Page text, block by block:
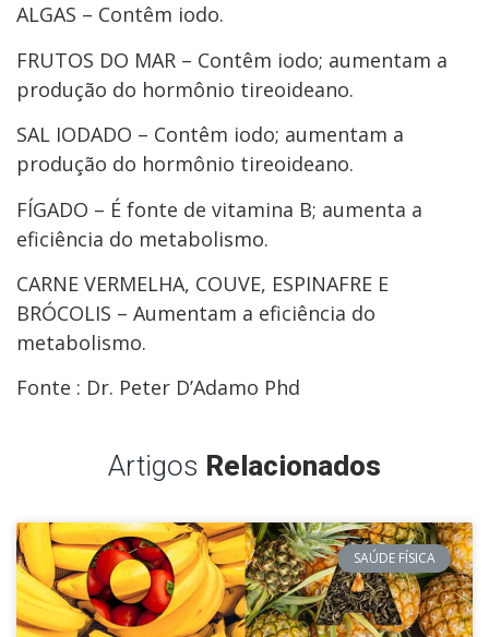
ALGAS – Contêm iodo.
FRUTOS DO MAR – Contêm iodo; aumentam a
produção do hormônio tireoideano.
SAL IODADO – Contêm iodo; aumentam a
produção do hormônio tireoideano.
FÍGADO – É fonte de vitamina B; aumenta a
eficiência do metabolismo.
CARNE VERMELHA, COUVE, ESPINAFRE E
BRÓCOLIS – Aumentam a eficiência do
metabolismo.
Fonte : Dr. Peter D’Adamo Phd
Artigos Relacionados
SAÚDE FÍSICA